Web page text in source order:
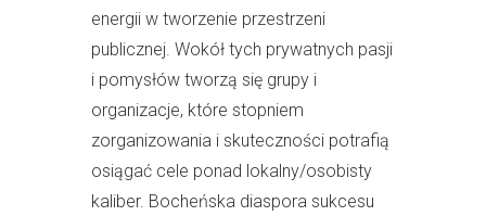
energii w tworzenie przestrzeni
publicznej. Wokół tych prywatnych pasji
i pomysłów tworzą się grupy i
organizacje, które stopniem
zorganizowania i skuteczności potrafią
osiągać cele ponad lokalny/osobisty
kaliber. Bocheńska diaspora sukcesu